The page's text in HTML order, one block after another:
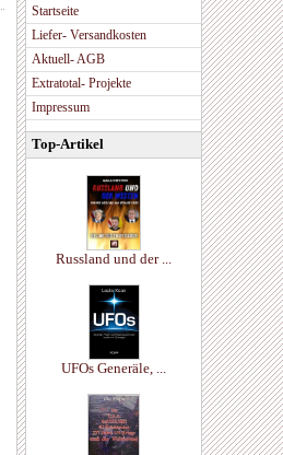
Startseite
Liefer- Versandkosten
Aktuell- AGB
Extratotal- Projekte
Impressum
Top-Artikel
Russland und der ...
UFOs Generäle, ...